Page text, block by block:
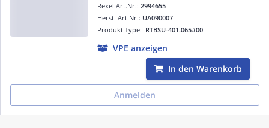
Rexel Art.Nr.: 2994655
Produkt Type: RTBSU-401.065#00
Herst. Art.Nr.: UA090007
VPE anzeigen
In den Warenkorb
Anmelden